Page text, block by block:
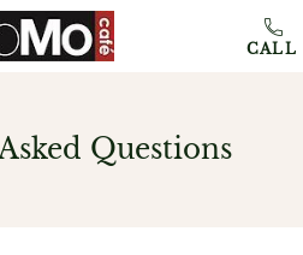
Questions